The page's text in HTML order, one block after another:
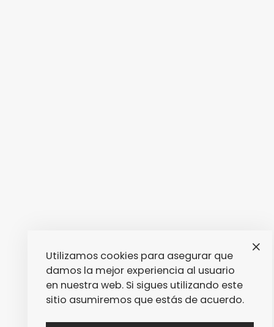
Utilizamos cookies para asegurar que
damos la mejor experiencia al usuario
en nuestra web. Si sigues utilizando este
sitio asumiremos que estás de acuerdo.